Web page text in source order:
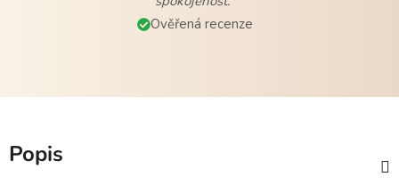
Ověřená recenze
Popis